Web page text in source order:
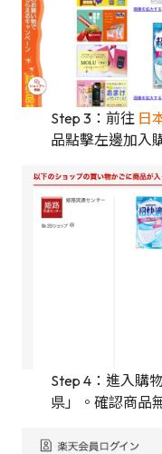
Step 3：前往 日
品點擊左邊加入
Step 4：進入購
県」。確認商品